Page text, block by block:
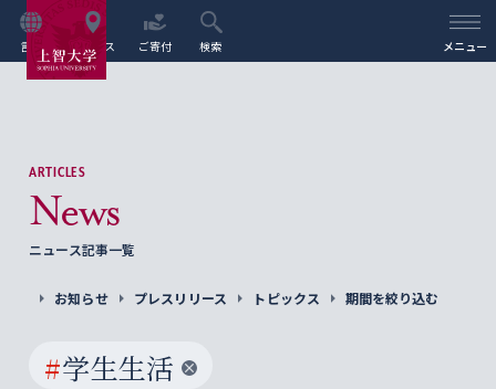
言語 アクセス ご寄付 検索 メニュー
ARTICLES
News
ニュース記事一覧
お知らせ プレスリリース トピックス 期間を絞り込む
#学生生活